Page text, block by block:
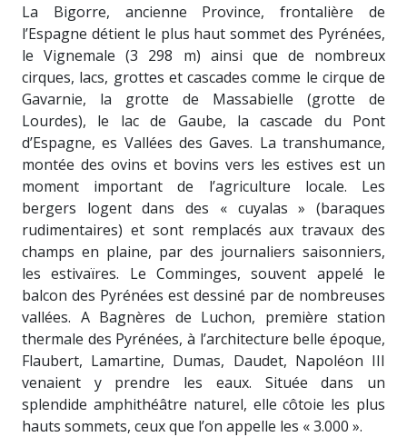
La Bigorre, ancienne Province, frontalière de
l’Espagne détient le plus haut sommet des Pyrénées,
le Vignemale (3 298 m) ainsi que de nombreux
cirques, lacs, grottes et cascades comme le cirque de
Gavarnie, la grotte de Massabielle (grotte de
Lourdes), le lac de Gaube, la cascade du Pont
d’Espagne, es Vallées des Gaves. La transhumance,
montée des ovins et bovins vers les estives est un
moment important de l’agriculture locale. Les
bergers logent dans des « cuyalas » (baraques
rudimentaires) et sont remplacés aux travaux des
champs en plaine, par des journaliers saisonniers,
les estivaïres. Le Comminges, souvent appelé le
balcon des Pyrénées est dessiné par de nombreuses
vallées. A Bagnères de Luchon, première station
thermale des Pyrénées, à l’architecture belle époque,
Flaubert, Lamartine, Dumas, Daudet, Napoléon III
venaient y prendre les eaux. Située dans un
splendide amphithéâtre naturel, elle côtoie les plus
hauts sommets, ceux que l’on appelle les « 3.000 ».